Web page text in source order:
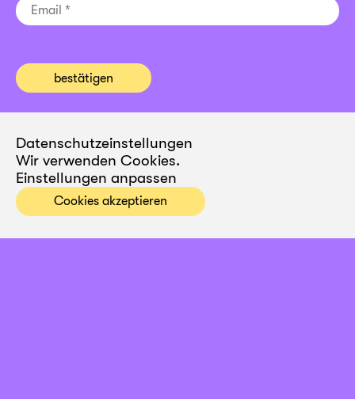
Datenschutzeinstellungen
Wir verwenden Cookies.
Einstellungen anpassen
Cookies akzeptieren